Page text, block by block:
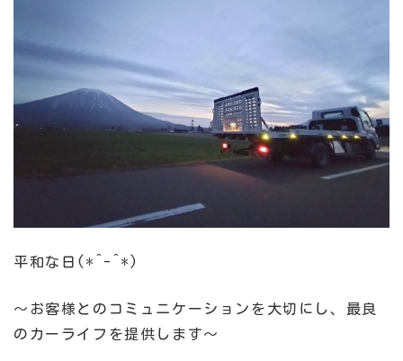
平和な日(*^-^*)
～お客様とのコミュニケーションを大切にし、最良
のカーライフを提供します～